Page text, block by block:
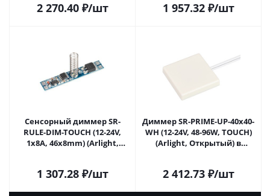
2 270.40₽/шт 1 957.32₽/шт
Сенсорный диммер SR-
RULE-DIM-TOUCH (12-24V,
1x8A, 46x8mm) (Arlight,
1 307.28₽/шт
Диммер SR-PRIME-UP-40x40-
WH (12-24V, 48-96W, TOUCH)
(Arlight, Открытый) в
2 412.73₽/шт